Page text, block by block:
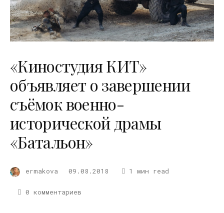
«Киностудия КИТ»
объявляет о завершении
съёмок военно-
исторической драмы
«Батальон»
ermakova 09.08.2018 1 мин read
0 комментариев